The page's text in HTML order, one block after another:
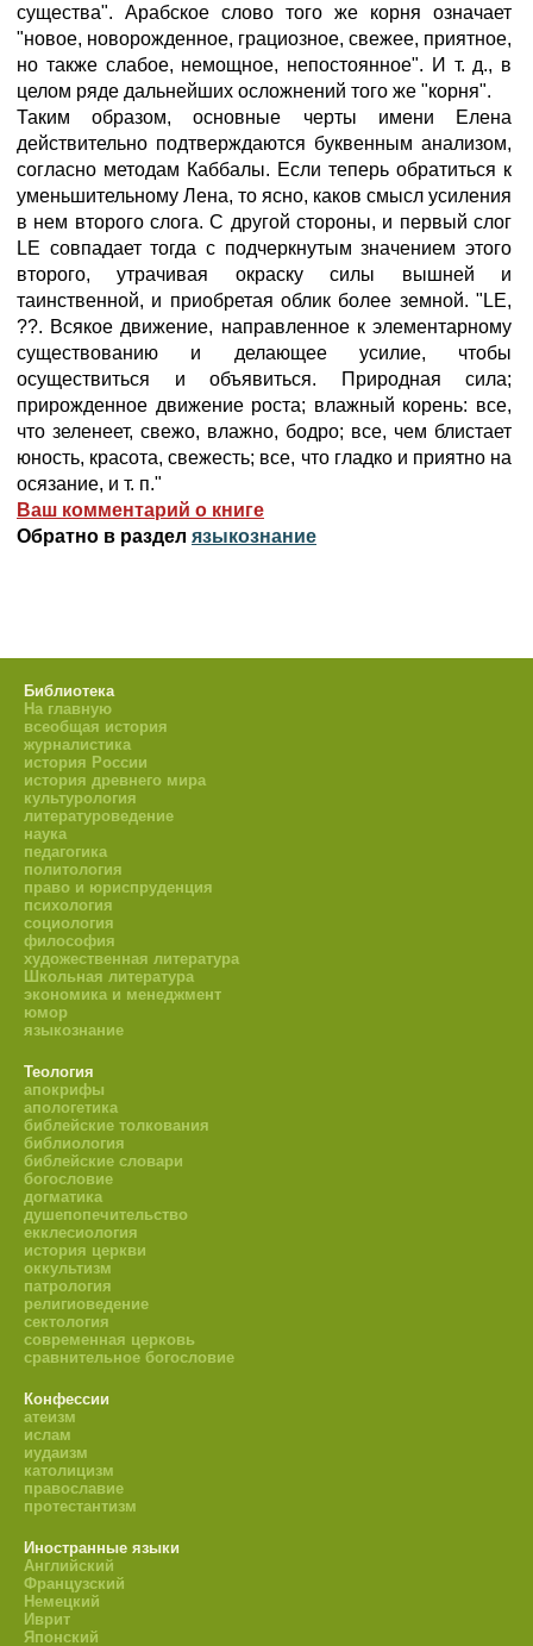
существа". Арабское слово того же корня означает
"новое, новорожденное, грациозное, свежее, приятное,
но также слабое, немощное, непостоянное". И т. д., в
целом ряде дальнейших осложнений того же "корня".
Таким образом, основные черты имени Елена
действительно подтверждаются буквенным анализом,
согласно методам Каббалы. Если теперь обратиться к
уменьшительному Лена, то ясно, каков смысл усиления
в нем второго слога. С другой стороны, и первый слог
LE совпадает тогда с подчеркнутым значением этого
второго, утрачивая окраску силы вышней и
таинственной, и приобретая облик более земной. "LE,
??. Всякое движение, направленное к элементарному
существованию и делающее усилие, чтобы
осуществиться и объявиться. Природная сила;
прирожденное движение роста; влажный корень: все,
что зеленеет, свежо, влажно, бодро; все, чем блистает
юность, красота, свежесть; все, что гладко и приятно на
осязание, и т. п."
Ваш комментарий о книге
Обратно в раздел языкознание
Библиотека
На главную
всеобщая история
журналистика
история России
история древнего мира
культурология
литературоведение
наука
педагогика
политология
право и юриспруденция
психология
социология
философия
художественная литература
Школьная литература
экономика и менеджмент
юмор
языкознание
Теология
апокрифы
апологетика
библейские толкования
библиология
библейские словари
богословие
догматика
душепопечительство
екклесиология
история церкви
оккультизм
патрология
религиоведение
сектология
современная церковь
сравнительное богословие
Конфессии
атеизм
ислам
иудаизм
католицизм
православие
протестантизм
Иностранные языки
Английский
Французский
Немецкий
Иврит
Японский